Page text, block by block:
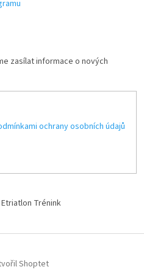
zasílat informace o nových
ochrany osobních údajů
Etriatlon Trénink
Shoptet